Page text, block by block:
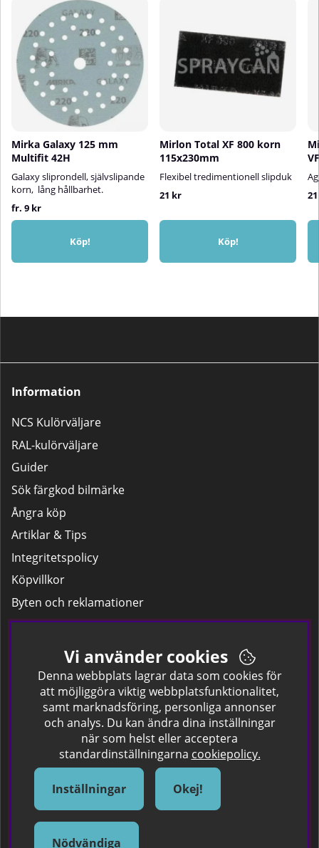
Mirka Galaxy 125 mm
Multifit 42H
Galaxy sliprondell, självslipande
korn, lång hållbarhet.
fr. 9 kr
Köp!
Mirlon Total XF 800 korn
115x230mm
Flexibel tredimentionell slipduk
21 kr
Köp!
Information
NCS Kulörväljare
RAL-kulörväljare
Guider
Sök färgkod bilmärke
Ångra köp
Artiklar & Tips
Integritetspolicy
Köpvillkor
Byten och reklamationer
Leverans
Hitta färgkoden på bilen.
Företagskund
Om oss
Om Spraycan
IKEA Färger
Sök Säkerhetsdatablad
Samarbete / Dyhrs Garage
Vi använder cookies
Denna webbplats lagrar data som cookies för
att möjliggöra viktig webbplatsfunktionalitet,
samt marknadsföring, personliga annonser
och analys. Du kan ändra dina inställningar
när som helst eller acceptera
standardinställningarna cookiepolicy.
Inställningar Okej!
Nödvändiga